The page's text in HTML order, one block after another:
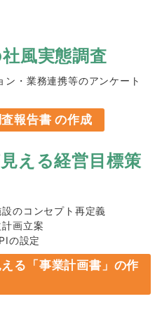
風実態調査
ン・業務連携等のアンケート
報告書 の作成
える経営目標策
のコンセプト再定義
画立案
の設定
る「事業計画書」の作